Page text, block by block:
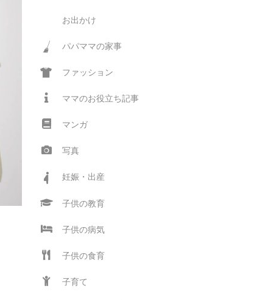
お出かけ
パパママの家事
ファッション
ママのお役立ち記事
マンガ
写真
妊娠・出産
子供の教育
子供の病気
子供の食育
子育て